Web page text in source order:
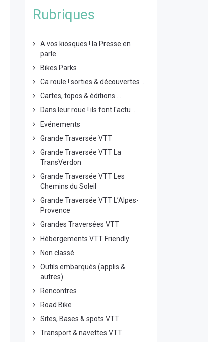
Rubriques
A vos kiosques ! la Presse en
parle
Bikes Parks
Ca roule ! sorties & découvertes ...
Cartes, topos & éditions ...
Dans leur roue ! ils font l'actu ...
Evénements
Grande Traversée VTT
Grande Traversée VTT La
TransVerdon
Grande Traversée VTT Les
Chemins du Soleil
Grande Traversée VTT L’Alpes-
Provence
Grandes Traversées VTT
Hébergements VTT Friendly
Non classé
Outils embarqués (applis &
autres)
Rencontres
Road Bike
Sites, Bases & spots VTT
Transport & navettes VTT